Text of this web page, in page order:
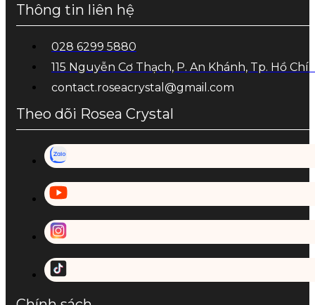
Thông tin liên hệ
028 6299 5880
115 Nguyễn Cơ Thạch, P. An Khánh, Tp. Hồ Chí
contact.roseacrystal@gmail.com
Theo dõi Rosea Crystal